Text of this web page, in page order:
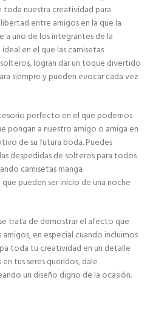
nuestra creatividad para
entre amigos en la que la
a uno de los integrantes de la
en el que las camisetas
logran dar un toque divertido
siempre y pueden evocar cada vez
perfecto en el que podemos
pongan a nuestro amigo o amiga en
de su futura boda. Puedes
despedidas de solteros para todos
camisetas manga
pueden ser inicio de una noche
trata de demostrar el afecto que
en especial cuando incluimos
toda tu creatividad en un detalle
tus seres queridos, dale
un diseño digno de la ocasión.